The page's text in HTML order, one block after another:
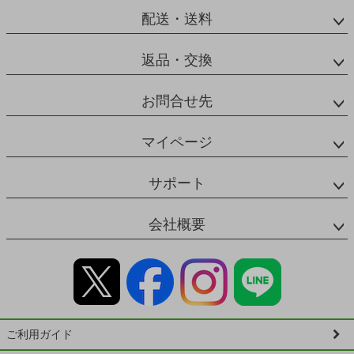
配送・送料
返品・交換
お問合せ先
マイページ
サポート
会社概要
ご利用ガイド